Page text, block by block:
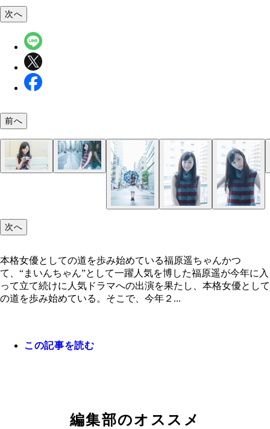
次へ
前へ
次へ
本格女優としての道を歩み始めている福原遥ちゃんかつ
て、“まいんちゃん”として一躍人気を博した福原遥が今年に入
って立て続けに人気ドラマへの出演を果たし、本格女優として
の道を歩み始めている。そこで、今年２...
この記事を読む
編集部のオススメ